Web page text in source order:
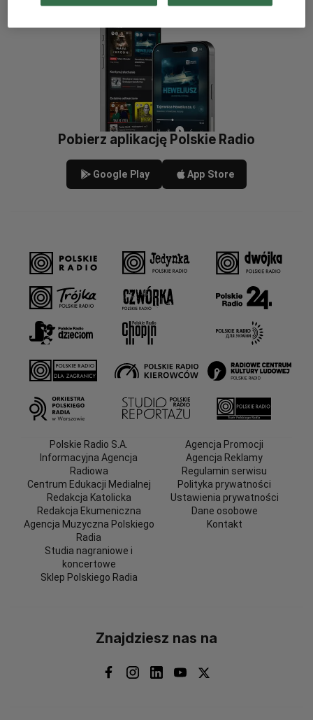
Pobierz aplikację Polskie Radio
Google Play App Store
Polskie Radio S.A.
Informacyjna Agencja
Radiowa
Centrum Edukacji Medialnej
Redakcja Katolicka
Redakcja Ekumeniczna
Agencja Muzyczna Polskiego
Radia
Studia nagraniowe i
koncertowe
Sklep Polskiego Radia
Agencja Promocji
Agencja Reklamy
Regulamin serwisu
Polityka prywatności
Ustawienia prywatności
Dane osobowe
Kontakt
Znajdziesz nas na